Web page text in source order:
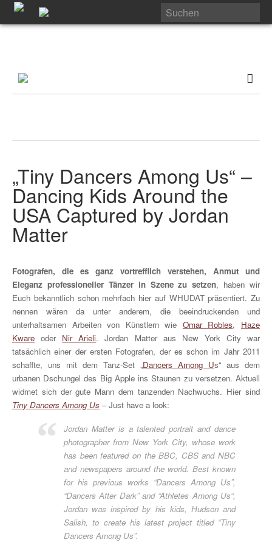
„Tiny Dancers Among Us“ –
Dancing Kids Around the
USA Captured by Jordan
Matter
Fotografen, die es ganz vortrefflich verstehen, Anmut und
Eleganz professioneller Tänzer in Szene zu setzen, haben wir
Euch bekanntlich schon mehrfach hier auf WHUDAT präsentiert. Zu
nennen wären da unter anderem, die beeindruckenden und
unterhaltsamen Arbeiten von Künstlern wie Omar Robles, Haze
Kware oder Nir Arieli. Jordan Matter aus New York City war
tatsächlich einer der ersten Fotografen, der es schon im Jahr 2011
schaffte, uns mit dem Tanz-Set „Dancers Among Us“ aus dem
urbanen Dschungel des Big Apple ins Staunen zu versetzen. Aktuell
widmet sich der gute Mann dem tanzenden Nachwuchs. Hier sind
Tiny Dancers Among Us – Just have a look:
Jordan Matter is a talented portrait and dance
photographer from New York City, whose work
has been featured on the BBC, CBS and NBC
and newspapers around the world. Best known
for his previous works “Dancers Among Us”,
“Dancers After Dark” and “Athletes Among Us“,
Jordan was inspired by his kids, Hudson and
Salish, to create his latest project titled “Tiny
Dancers Among Us”.